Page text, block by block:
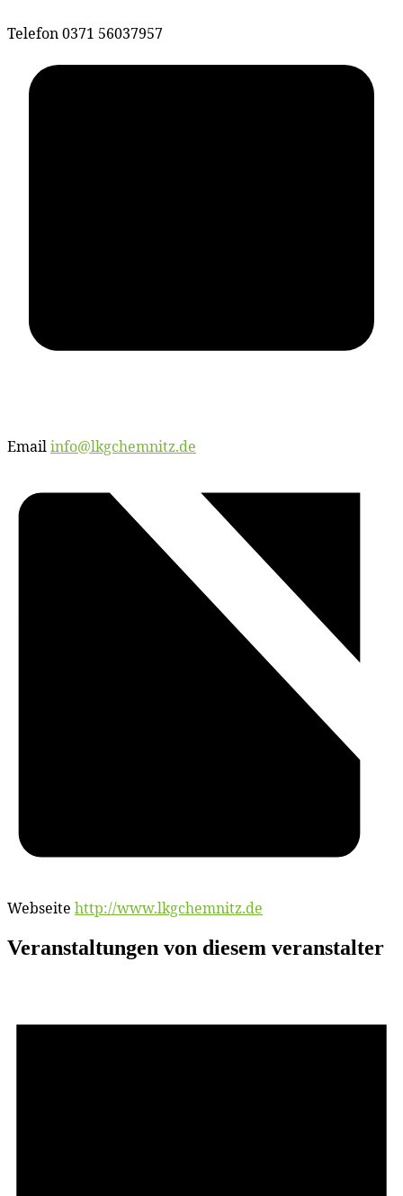
Telefon0371 56037957
Emailinfo@lkgchemnitz.de
Webseite http://www.lkgchemnitz.de
Veranstaltungen von diesem veranstalter